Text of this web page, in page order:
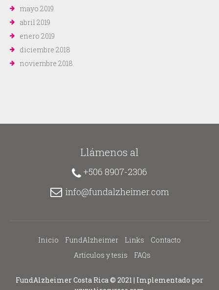
mayo 2019
abril 2019
enero 2019
diciembre 2018
noviembre 2018
Llámenos al
+506 8907-2306
info@fundalzheimer.com
Inicio FundAlzheimer Links
Contacto
Artículos y tesis
FAQs
FundAlzheimer Costa Rica © 2021 | Implementado por